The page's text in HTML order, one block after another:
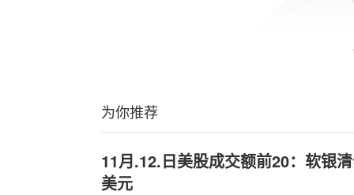
为你推荐
11月.12.日美股成交额前20：软银
美元